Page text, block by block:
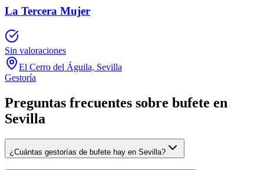
La Tercera Mujer
Sin valoraciones
El Cerro del Águila, Sevilla
Gestoría
Preguntas frecuentes sobre bufete en
Sevilla
¿Cuántas gestorías de bufete hay en Sevilla?